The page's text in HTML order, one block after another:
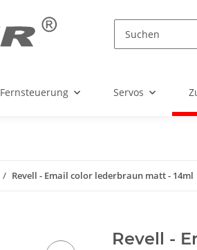
Fernsteuerung Servos
Revell - Email color lederbraun matt - 14ml
Revell -